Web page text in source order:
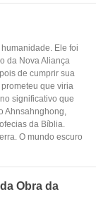
Ele foi
da Nova Aliança
de cumprir sua
que viria
significativo que
Ahnsahnghong,
da Bíblia.
O mundo escuro
Obra da